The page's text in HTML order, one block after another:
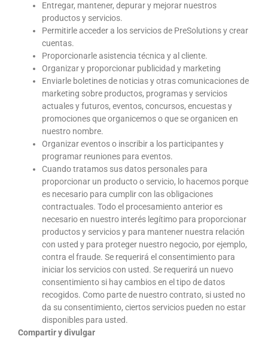
Entregar, mantener, depurar y mejorar nuestros
productos y servicios.
Permitirle acceder a los servicios de PreSolutions y crear
cuentas.
Proporcionarle asistencia técnica y al cliente.
Organizar y proporcionar publicidad y marketing
Enviarle boletines de noticias y otras comunicaciones de
marketing sobre productos, programas y servicios
actuales y futuros, eventos, concursos, encuestas y
promociones que organicemos o que se organicen en
nuestro nombre.
Organizar eventos o inscribir a los participantes y
programar reuniones para eventos.
Cuando tratamos sus datos personales para
proporcionar un producto o servicio, lo hacemos porque
es necesario para cumplir con las obligaciones
contractuales. Todo el procesamiento anterior es
necesario en nuestro interés legítimo para proporcionar
productos y servicios y para mantener nuestra relación
con usted y para proteger nuestro negocio, por ejemplo,
contra el fraude. Se requerirá el consentimiento para
iniciar los servicios con usted. Se requerirá un nuevo
consentimiento si hay cambios en el tipo de datos
recogidos. Como parte de nuestro contrato, si usted no
da su consentimiento, ciertos servicios pueden no estar
disponibles para usted.
Compartir y divulgar